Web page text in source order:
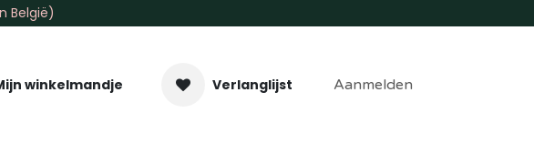
België)
winkelmandje Verlanglijst Aanmelden